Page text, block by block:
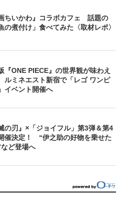
画ちいかわ』コラボカフェ 話題の
の煮付け」食べてみた〈取材レポ〉
『ONE PIECE』の世界観が味わえ
ミネエスト新宿で「レゴ ワンピ
イベント開催へ
の刃』×「ジョイフル」第3弾＆第4
催決定！ “伊之助の好物を乗せた
など登場へ